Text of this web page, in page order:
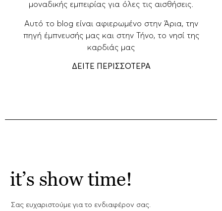
μοναδικής εμπειρίας για όλες τις αισθήσεις.
Αυτό το blog είναι αφιερωμένο στην Άρια, την
πηγή έμπνευσής μας και στην Τήνο, το νησί της
καρδιάς μας
ΔΕΙΤΕ ΠΕΡΙΣΣΟΤΕΡΑ
it’s show time!
Σας ευχαριστούμε για το ενδιαφέρον σας.